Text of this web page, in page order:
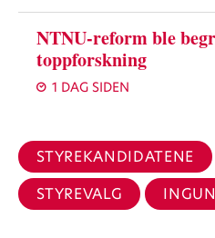
NTNU-reform ble
toppforskning
1 DAG SIDEN
STYREKANDIDATENE
STYREVALG